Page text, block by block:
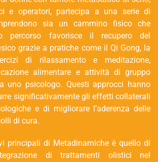
e operatori, partecipa a una serie di
sia un cammino fisico che
percorso favorisce il recupero del
grazie a pratiche come il Qi Gong, la
di rilassamento e meditazione,
alimentare e attività di gruppo
uno psicologo. Questi approcci hanno
significativamente gli effetti collaterali
e di migliorare l’aderenza delle
di cura.
principali di Metadinamiche è quello di
di trattamenti olistici nel